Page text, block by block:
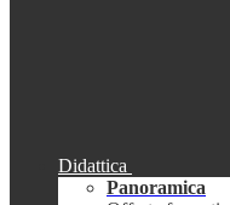
Didattica
Panoramica